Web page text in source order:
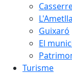
Guixaró
El
Turisme